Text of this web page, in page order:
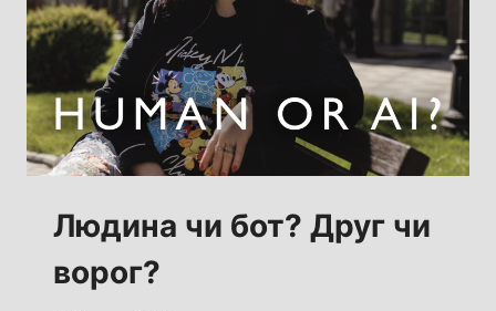
Людина чи бот? Друг чи
ворог?